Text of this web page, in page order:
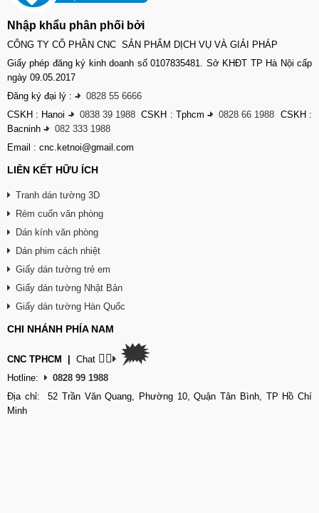
Nhập khẩu phân phối bởi
CÔNG TY CỔ PHẦN CNC SẢN PHẨM DỊCH VỤ VÀ GIẢI PHÁP
Giấy phép đăng ký kinh doanh số 0107835481. Sở KHĐT TP Hà Nội cấp
ngày 09.05.2017
Đăng ký đại lý : -
0828 55 6666
CSKH : Hanoi - 0838 39 1988 CSKH : Tphcm- 0828 66 1988 CSKH :
Bacninh -
082 333 1988
Email : cnc.ketnoi@gmail.com
LIÊN KẾT HỮU ÍCH
Tranh dán tường 3D
Rèm cuốn văn phòng
Dán kính văn phòng
Dán phim cách nhiệt
Giấy dán tường trẻ em
Giấy dán tường Nhật Bản
Giấy dán tường Hàn Quốc
CHI NHÁNH PHÍA NAM
CNC TPHCM Chat 👉🏽 🗯
Hotline:
0828 99 1988
Địa chỉ: 52 Trần Văn Quang, Phường 10, Quận Tân Bình, TP Hồ Chí
Minh